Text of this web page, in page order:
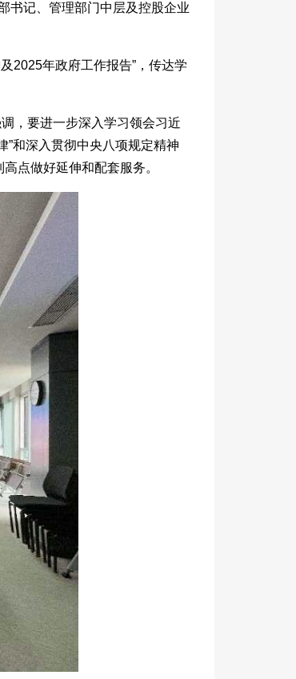
书记、管理部门中层及控股企业
2025年政府工作报告”，传达学
，要进一步深入学习领会习近
”和深入贯彻中央八项规定精神
点做好延伸和配套服务。